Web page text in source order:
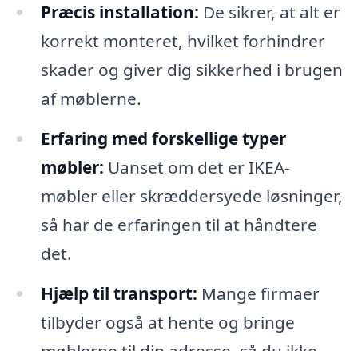
Præcis installation: De sikrer, at alt er
korrekt monteret, hvilket forhindrer
skader og giver dig sikkerhed i brugen
af møblerne.
Erfaring med forskellige typer
møbler: Uanset om det er IKEA-
møbler eller skræddersyede løsninger,
så har de erfaringen til at håndtere
det.
Hjælp til transport: Mange firmaer
tilbyder også at hente og bringe